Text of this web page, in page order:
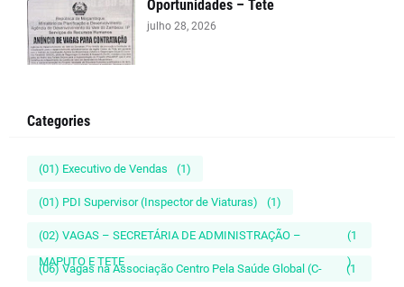
Oportunidades – Tete
julho 28, 2026
Categories
(01) Executivo de Vendas (1)
(01) PDI Supervisor (Inspector de Viaturas) (1)
(02) VAGAS – SECRETÁRIA DE ADMINISTRAÇÃO –
MAPUTO E TETE
(1
)
(06) Vagas na Associação Centro Pela Saúde Global (C-
(1